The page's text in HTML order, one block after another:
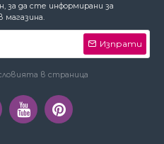
трябва,
устройство
Приемам
за да сте информирани за
магазина.
Изпрати
в страница